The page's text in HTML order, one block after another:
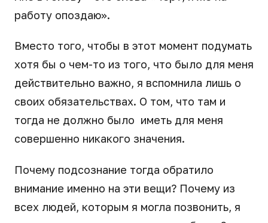
работу опоздаю».
Вместо того, чтобы в этот момент подумать
хотя бы о чем-то из того, что было для меня
действительно важно, я вспомнила лишь о
своих обязательствах. О том, что там и
тогда не должно было иметь для меня
совершенно никакого значения.
Почему подсознание тогда обратило
внимание именно на эти вещи? Почему из
всех людей, которым я могла позвонить, я